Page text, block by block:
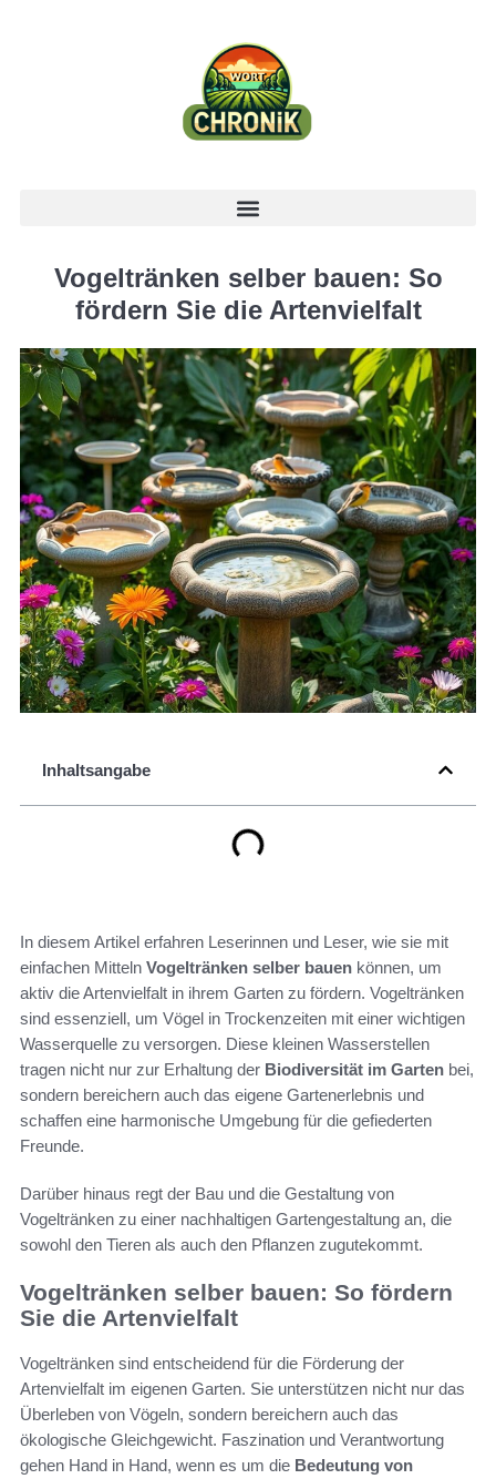
Vogeltränken selber bauen: So
fördern Sie die Artenvielfalt
Inhaltsangabe
In diesem Artikel erfahren Leserinnen und Leser, wie sie mit
einfachen Mitteln Vogeltränken selber bauen können, um
aktiv die Artenvielfalt in ihrem Garten zu fördern. Vogeltränken
sind essenziell, um Vögel in Trockenzeiten mit einer wichtigen
Wasserquelle zu versorgen. Diese kleinen Wasserstellen
tragen nicht nur zur Erhaltung der Biodiversität im Garten bei,
sondern bereichern auch das eigene Gartenerlebnis und
schaffen eine harmonische Umgebung für die gefiederten
Freunde.
Darüber hinaus regt der Bau und die Gestaltung von
Vogeltränken zu einer nachhaltigen Gartengestaltung an, die
sowohl den Tieren als auch den Pflanzen zugutekommt.
Vogeltränken selber bauen: So fördern
Sie die Artenvielfalt
Vogeltränken sind entscheidend für die Förderung der
Artenvielfalt im eigenen Garten. Sie unterstützen nicht nur das
Überleben von Vögeln, sondern bereichern auch das
ökologische Gleichgewicht. Faszination und Verantwortung
gehen Hand in Hand, wenn es um die Bedeutung von